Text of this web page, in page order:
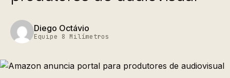
Diego Octávio
Equipe 8 Milímetros